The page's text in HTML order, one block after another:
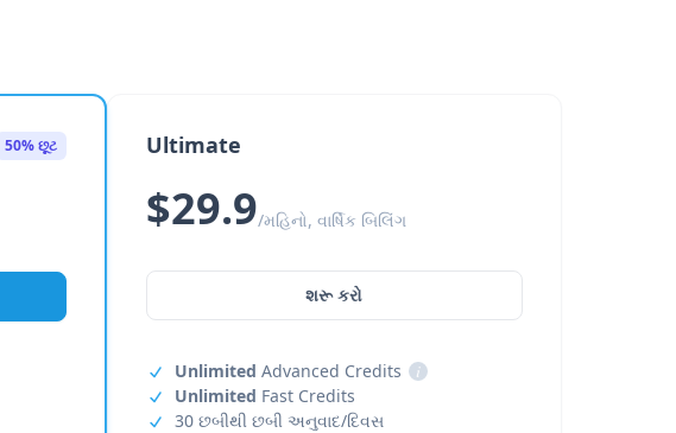
50% છૂટ Ultimate
$29.9/મહિનો, વાર્ષિક બિલિંગ
શરૂ કરો
Unlimited Advanced Credits
i
Unlimited Fast Credits
30 છબીથી છબી અનુવાદ/દિવસ